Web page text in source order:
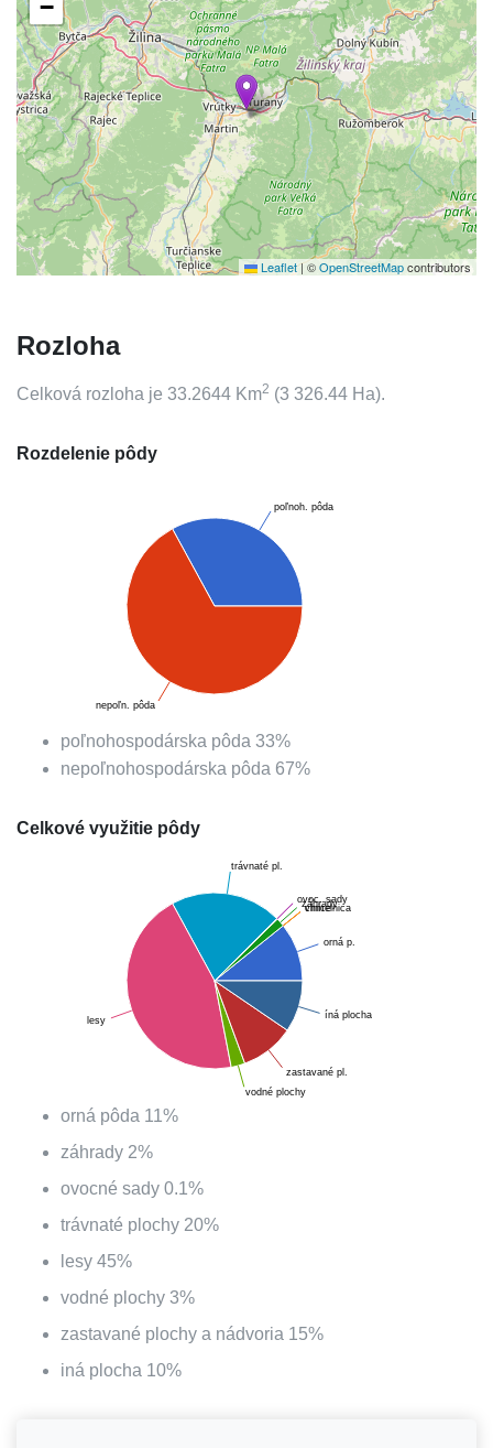
−
Leaflet|©OpenStreetMapcontributors
Rozloha
Celková rozloha je 33.2644 Km2 (3 326.44 Ha).
Rozdelenie pôdy
poľnoh. pôda
nepoľn. pôda
poľnohospodárska pôda 33%
nepoľnohospodárska pôda 67%
Celkové využitie pôdy
orná p.
chmelnica
vinice
záhrady
ovoc. sady
trávnaté pl.
lesy
vodné plochy
zastavané pl.
íná plocha
orná pôda 11%
záhrady 2%
ovocné sady 0.1%
trávnaté plochy 20%
lesy 45%
vodné plochy 3%
zastavané plochy a nádvoria 15%
iná plocha 10%